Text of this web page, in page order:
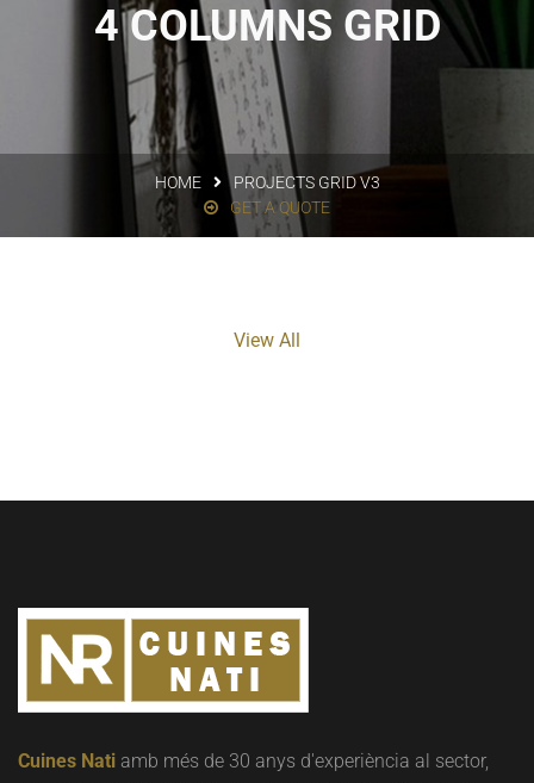
4 COLUMNS GRID
HOME
PROJECTS GRID V3
GET A QUOTE
View All
Cuines Nati amb més de 30 anys d'experiència al sector,